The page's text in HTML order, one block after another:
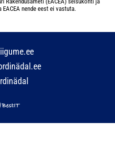
nende eest ei vastuta.